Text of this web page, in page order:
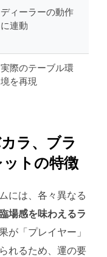
ディーラーの動作
に連動
実際のテーブル環
境を再現
ラ、ブラ
トの特徴
には、各々異なる
場感を味わえるラ
が「プレイヤー」
れるため、運の要